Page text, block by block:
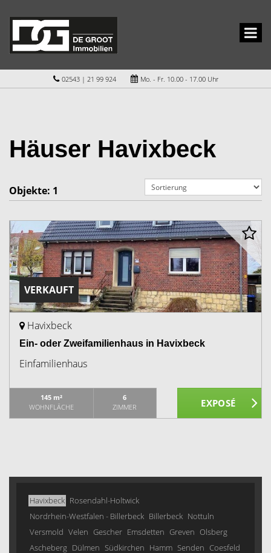
02543 | 21 99 924 Mo. - Fr. 10.00 - 17.00 Uhr
Häuser Havixbeck
Objekte: 1
VERKAUFT
Havixbeck
Ein- oder Zweifamilienhaus in Havixbeck
Einfamilienhaus
145 m²
WOHNFLÄCHE
6
ZIMMER
Havixbeck Rosendahl-Holtwick
Nordrhein-Westfalen - Billerbeck Billerbeck Nottuln
Versmold Velen Gescher Emsdetten Greven Olsberg
Ascheberg Dülmen Südkirchen Hamm Senden Coesfeld